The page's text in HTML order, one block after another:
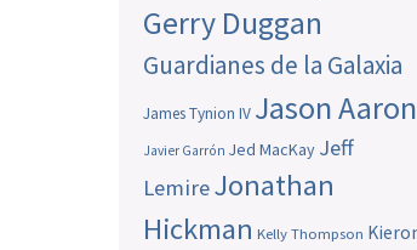
Gerry Duggan
Guardianes de la Galaxia
James Tynion IV Jason Aaron
Javier Garrón Jed MacKay Jeff
LemireJonathan
Hickman Kelly Thompson